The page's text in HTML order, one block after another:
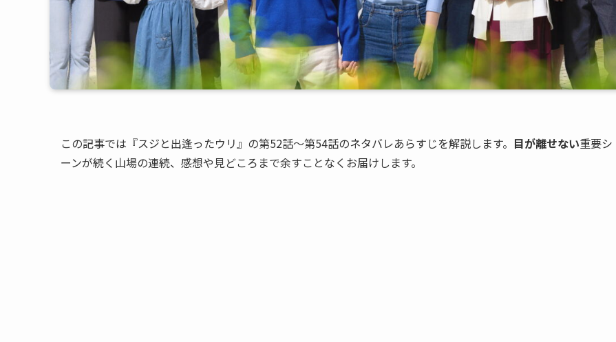
この記事では『スジと出逢ったウリ』の第52話〜第54話のネタバレあらすじを解説します。 目が離せない重要シ
ーンが続く山場の連続、感想や見どころまで余すことなくお届けします。